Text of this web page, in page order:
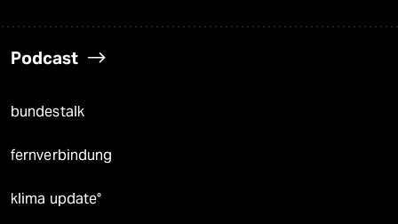
Podcast
bundestalk
fernverbindung
klima update°